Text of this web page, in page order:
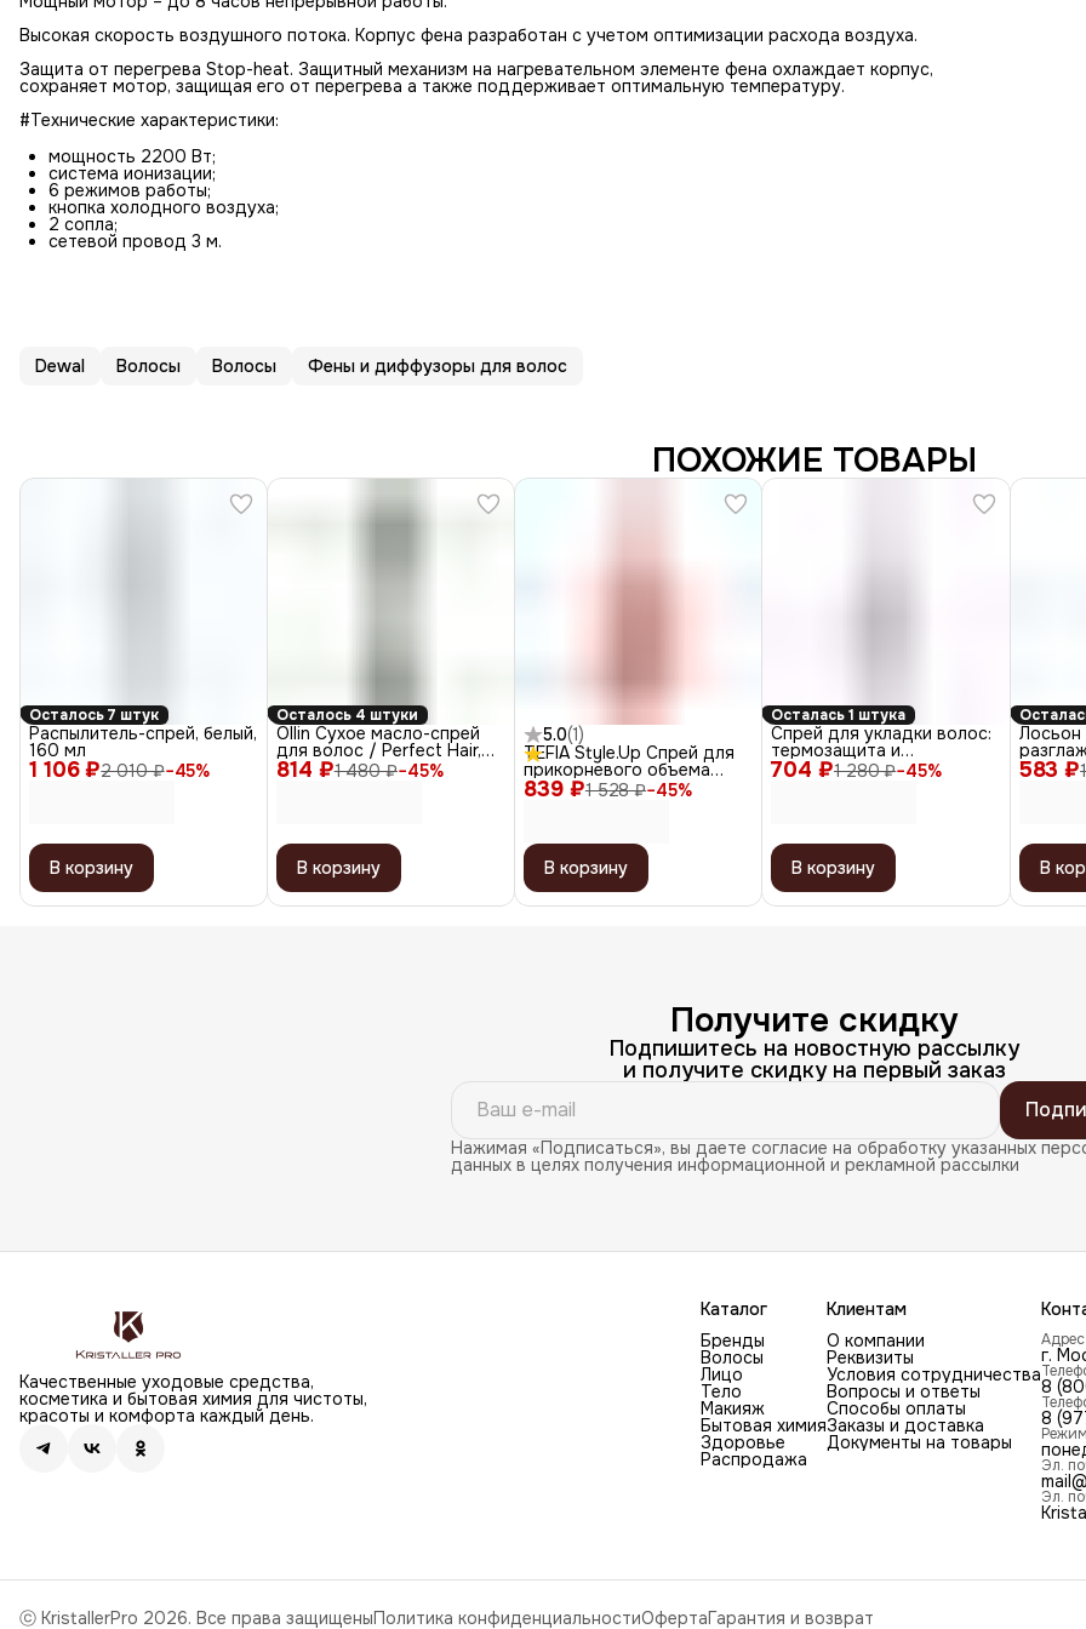
Высокая скорость воздушного потока. Корпус фена разработан с учетом оптимизации расхода воздуха.
Защита от перегрева Stop-heat. Защитный механизм на нагревательном элементе фена охлаждает корпус,
сохраняет мотор, защищая его от перегрева а также поддерживает оптимальную температуру.
#Технические характеристики:
мощность 2200 Вт;
система ионизации;
6 режимов работы;
кнопка холодного воздуха;
2 сопла;
сетевой провод 3 м.
Dewal Волосы Волосы Фены и диффузоры для волос
ПОХОЖИЕ ТОВАРЫ
Осталось 7 штук
1 106 ₽2 010 ₽−45%
Распылитель-спрей, белый,
160 мл
В корзину
Осталось 4 штуки
814 ₽1 480 ₽−45%
Ollin Сухое масло-спрей
для волос / Perfect Hair,
200 мл
В корзину
5.0(1)
839 ₽1 528 ₽−45%
TEFIA Style.Up Спрей для
прикорневого объема
сильной фиксации / Root
Lifting Spray, 250 мл
В корзину
Осталась 1 штука
704 ₽1 280 ₽−45%
Спрей для укладки волос:
термозащита и
антистатик All-In-One
Styler, 150 мл
В корзину
583 ₽
Лосьон
В
Получите скидку
Подпишитесь на новостную рассылку
и получите скидку на первый заказ
Нажимая «Подписаться», вы даете согласие на обработку указанных
данных в целях получения информационной и рекламной рассылки
Качественные уходовые средства,
косметика и бытовая химия для чистоты,
красоты и комфорта каждый день.
Каталог
Бренды
Волосы
Лицо
Тело
Макияж
Бытовая химия
Здоровье
Распродажа
Клиентам
О компании
Реквизиты
Условия сотрудничества
Вопросы и ответы
Способы оплаты
Заказы и доставка
Документы на товары
Адрес
г.
8
8
Эл.
Эл.
ⓒ KristallerPro 2026. Все права защищеныПолитика конфиденциальностиОфертаГарантия и возврат